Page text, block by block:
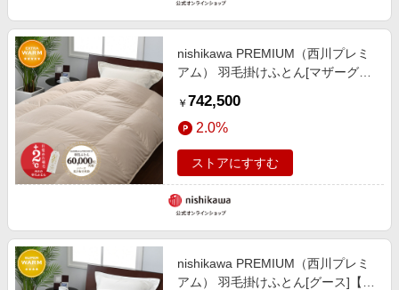
nishikawa PREMIUM（西川プレミ
アム） 羽毛掛けふとん[マザーグー
￥ 742,500
2.0%
ストアにすすむ
nishikawa PREMIUM（西川プレミ
アム） 羽毛掛けふとん[グース]【※